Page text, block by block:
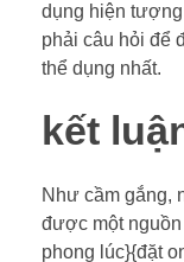
dụng hiện
phải câu hỏi để
thể dụng nhất.
kết
Như cầm gắng,
được một
phong lúc}{đặt